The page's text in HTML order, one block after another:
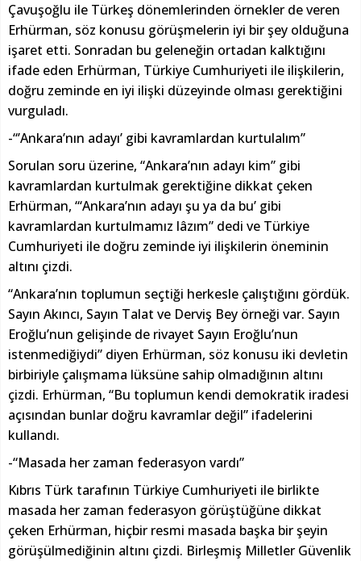
Çavuşoğlu ile Türkeş dönemlerinden örnekler de veren
Erhürman, söz konusu görüşmelerin iyi bir şey olduğuna
işaret etti. Sonradan bu geleneğin ortadan kalktığını
ifade eden Erhürman, Türkiye Cumhuriyeti ile ilişkilerin,
doğru zeminde en iyi ilişki düzeyinde olması gerektiğini
vurguladı.
-“’Ankara’nın adayı’ gibi kavramlardan kurtulalım”
Sorulan soru üzerine, “Ankara’nın adayı kim” gibi
kavramlardan kurtulmak gerektiğine dikkat çeken
Erhürman, “‘Ankara’nın adayı şu ya da bu’ gibi
kavramlardan kurtulmamız lâzım” dedi ve Türkiye
Cumhuriyeti ile doğru zeminde iyi ilişkilerin öneminin
altını çizdi.
“Ankara’nın toplumun seçtiği herkesle çalıştığını gördük.
Sayın Akıncı, Sayın Talat ve Derviş Bey örneği var. Sayın
Eroğlu’nun gelişinde de rivayet Sayın Eroğlu’nun
istenmediğiydi” diyen Erhürman, söz konusu iki devletin
birbiriyle çalışmama lüksüne sahip olmadığının altını
çizdi. Erhürman, “Bu toplumun kendi demokratik iradesi
açısından bunlar doğru kavramlar değil” ifadelerini
kullandı.
-“Masada her zaman federasyon vardı”
Kıbrıs Türk tarafının Türkiye Cumhuriyeti ile birlikte
masada her zaman federasyon görüştüğüne dikkat
çeken Erhürman, hiçbir resmi masada başka bir şeyin
görüşülmediğinin altını çizdi. Birleşmiş Milletler Güvenlik